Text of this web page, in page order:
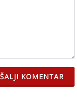
KOMENTAR